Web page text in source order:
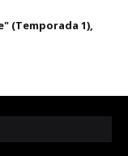
(Temporada 1),